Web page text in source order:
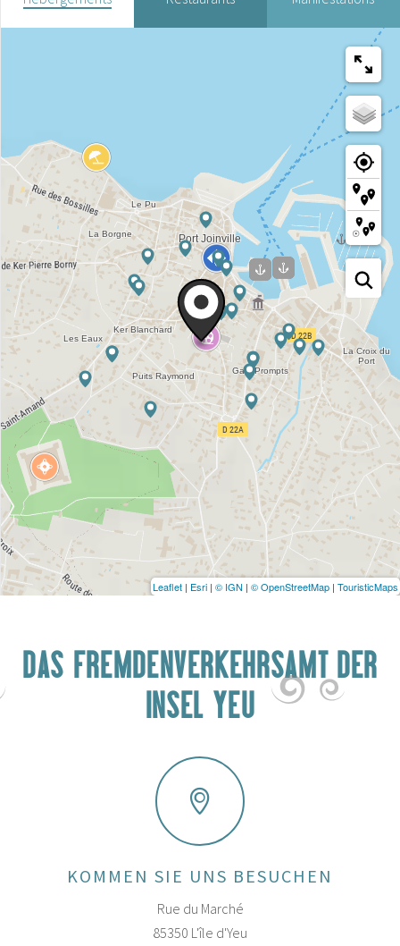
Leaflet | Esri | © IGN | © OpenStreetMap | TouristicMaps
DAS FREMDENVERKEHRSAMT DER
INSEL YEU
KOMMEN SIE UNS BESUCHEN
Rue du Marché
85350 L'île d'Yeu